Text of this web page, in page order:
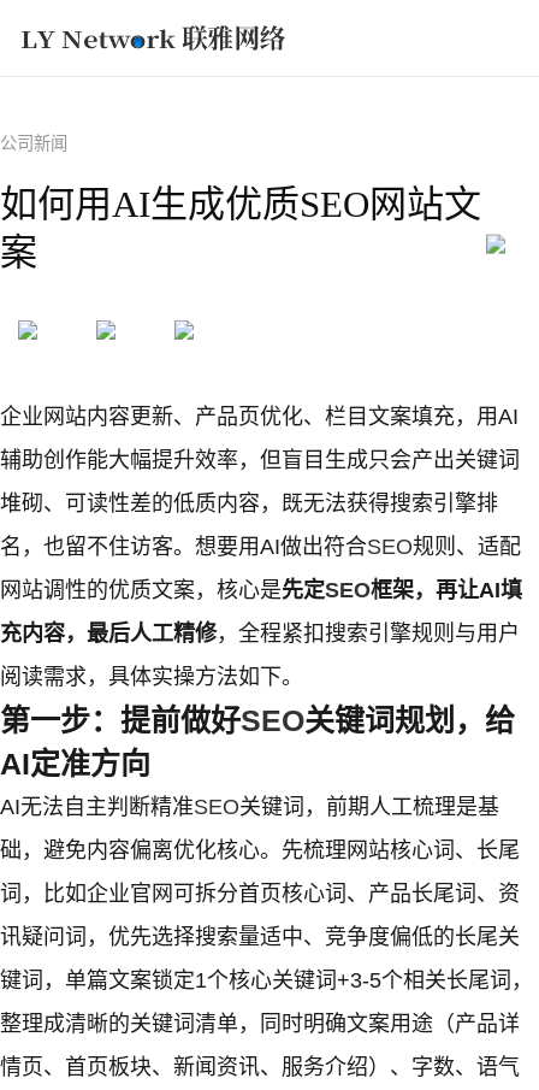
公司新闻
如何用AI生成优质SEO网站文
案
企业网站内容更新、产品页优化、栏目文案填充，用AI
辅助创作能大幅提升效率，但盲目生成只会产出关键词
堆砌、可读性差的低质内容，既无法获得搜索引擎排
名，也留不住访客。想要用AI做出符合SEO规则、适配
网站调性的优质文案，核心是先定SEO框架，再让AI填
充内容，最后人工精修，全程紧扣搜索引擎规则与用户
阅读需求，具体实操方法如下。
第一步：提前做好SEO关键词规划，给
AI定准方向
AI无法自主判断精准SEO关键词，前期人工梳理是基
础，避免内容偏离优化核心。先梳理网站核心词、长尾
词，比如企业官网可拆分首页核心词、产品长尾词、资
讯疑问词，优先选择搜索量适中、竞争度偏低的长尾关
键词，单篇文案锁定1个核心关键词+3-5个相关长尾词，
整理成清晰的关键词清单，同时明确文案用途（产品详
情页、首页板块、新闻资讯、服务介绍）、字数、语气